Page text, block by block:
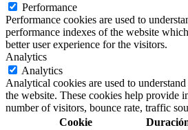
Performance
Performance cookies are used to
performance indexes of the website
better user experience for the visitors.
Analytics
Analytics
Analytical cookies are used to
the website. These cookies help provide
number of visitors, bounce rate, traffic
Cookie